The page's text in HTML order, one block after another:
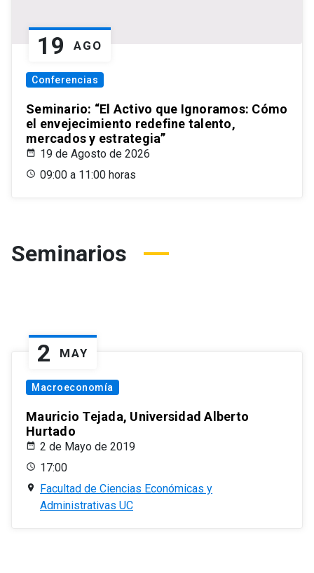
19 AGO
Conferencias
Seminario: “El Activo que Ignoramos: Cómo
el envejecimiento redefine talento,
mercados y estrategia”
19 de Agosto de 2026
09:00 a 11:00 horas
Seminarios
2 MAY
Macroeconomía
Mauricio Tejada, Universidad Alberto
Hurtado
2 de Mayo de 2019
17:00
Facultad de Ciencias Económicas y
Administrativas UC